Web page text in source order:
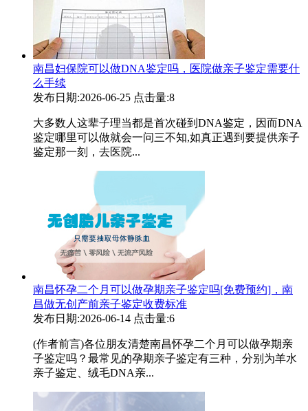
南昌妇保院可以做DNA鉴定吗，医院做亲子鉴定需要什
么手续
发布日期:2026-06-25 点击量:8
大多数人这辈子理当都是首次碰到DNA鉴定，因而DNA
鉴定哪里可以做就会一问三不知,如真正遇到要提供亲子
鉴定那一刻，去医院...
南昌怀孕二个月可以做孕期亲子鉴定吗[免费预约]，南
昌做无创产前亲子鉴定收费标准
发布日期:2026-06-14 点击量:6
(作者前言)各位朋友清楚南昌怀孕二个月可以做孕期亲
子鉴定吗？最常见的孕期亲子鉴定有三种，分别为羊水
亲子鉴定、绒毛DNA亲...